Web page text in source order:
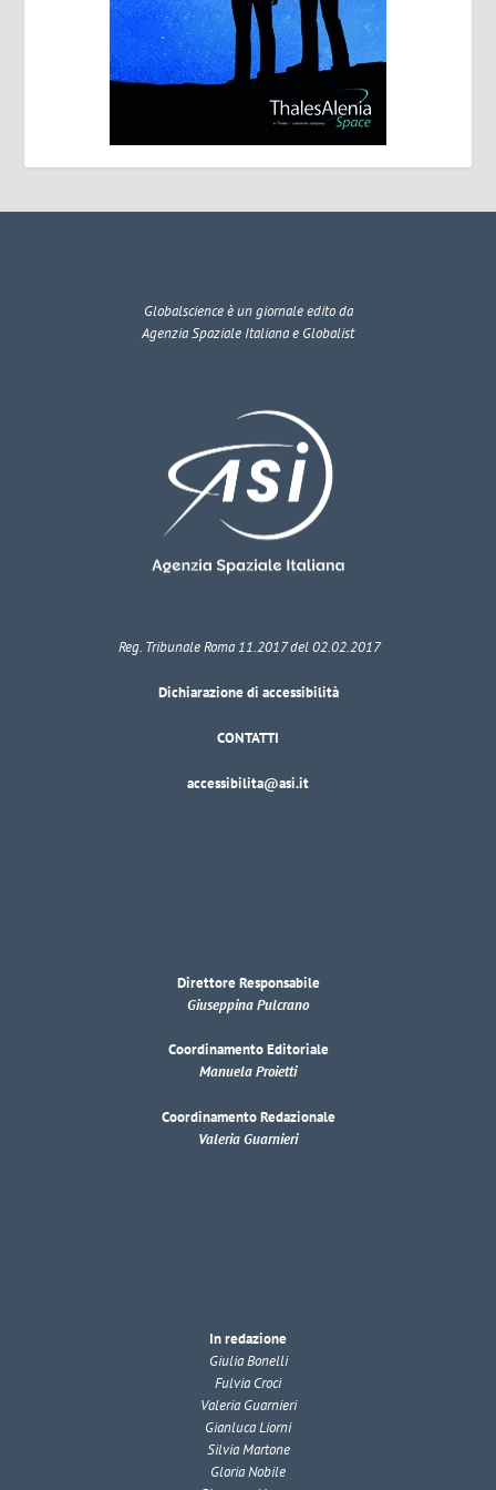
Globalscienceè un giornale edito da
Agenzia Spaziale Italiana e Globalist
Reg. Tribunale Roma 11.2017 del 02.02.2017
Dichiarazione di accessibilità
CONTATTI
accessibilita@asi.it
Direttore Responsabile
Giuseppina Pulcrano
Coordinamento Editoriale
Manuela Proietti
Coordinamento Redazionale
Valeria Guarnieri
In redazione
Giulia Bonelli
Fulvia Croci
Valeria Guarnieri
Gianluca Liorni
Silvia Martone
Gloria Nobile